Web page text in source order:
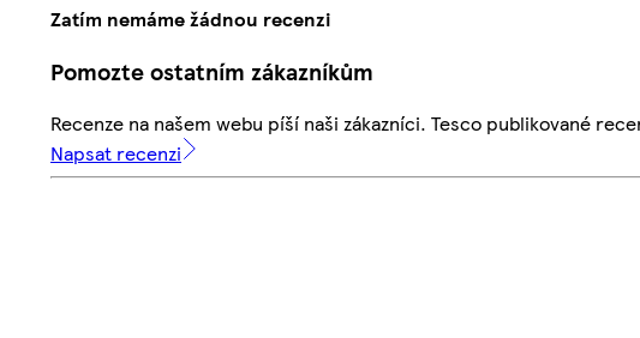
Zatím nemáme žádnou recenzi
Pomozte ostatním zákazníkům
Recenze na našem webu píší naši zákazníci. Tesco publikované
Napsat recenzi